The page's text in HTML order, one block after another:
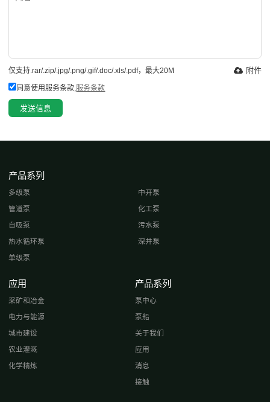
仅支持.rar/.zip/.jpg/.png/.gif/.doc/.xls/.pdf，最大20M 附件
同意使用服务条款,服务条款
发送信息
产品系列
多级泵
中开泵
管道泵
化工泵
自吸泵
污水泵
热水循环泵
深井泵
单级泵
应用
采矿和冶金
电力与能源
城市建设
农业灌溉
化学精炼
产品系列
泵中心
泵船
关于我们
应用
消息
接触